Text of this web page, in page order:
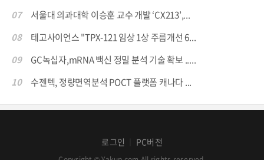
07
서울대 의과대학 이승훈 교수 개발 ‘CX213’,...
08
테고사이언스 "TPX-121 임상 1상 주름개선 6...
09
GC녹십자,mRNA 백신 정밀 분석 기술 확보 .....
10
수젠텍, 정량면역분석 POCT 플랫폼 캐나다 ...
로그인 PC버전